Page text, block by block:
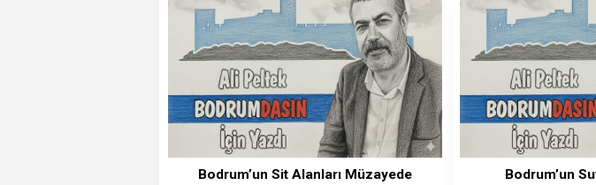
Bodrum’un Sit Alanları Müzayede
Bodrum’un